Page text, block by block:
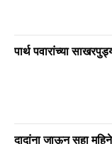
पार्थ पवारांच्या
दादांना जाऊन सहा